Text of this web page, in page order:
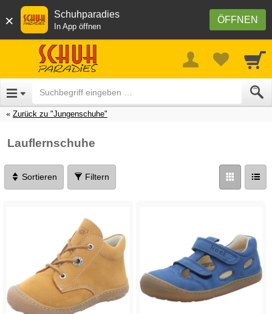
× ÖFFNEN
Schuhparadies
In App öffnen
Zurück zu "Jungenschuhe"
Lauflernschuhe
Sortieren Filtern